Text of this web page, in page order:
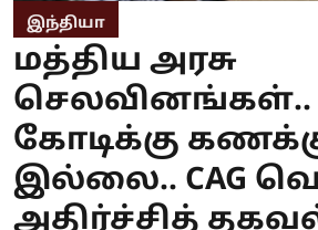
இந்தியா
மத்திய அரசு
செலவினங்கள்..
கோடிக்கு
இல்லை.. CAG
அதிர்ச்சித்